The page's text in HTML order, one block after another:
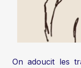
On adoucit les